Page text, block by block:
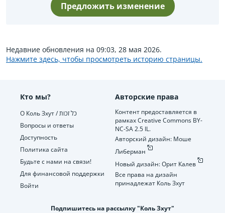
Предложить изменение
Недавние обновления на 09:03, 28 мая 2026.
Нажмите здесь, чтобы просмотреть историю страницы.
Кто мы?
О Коль Зхут / כל זכות
Вопросы и ответы
Доступность
Политика сайта
Будьте с нами на связи!
Для финансовой поддержки
Войти
Авторские права
Контент предоставляется в
рамках Creative Commons BY-
NC-SA 2.5 IL.
Авторский дизайн: Моше
Либерман
Новый дизайн: Орит Калев
Все права на дизайн
принадлежат Коль Зхут
Подпишитесь на рассылку "Коль Зхут"